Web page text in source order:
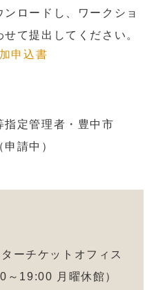
ロードし、ワークショ
て提出してください。
申込書
指定管理者・豊中市
請中）
ーチケットオフィス
19:00 月曜休館）